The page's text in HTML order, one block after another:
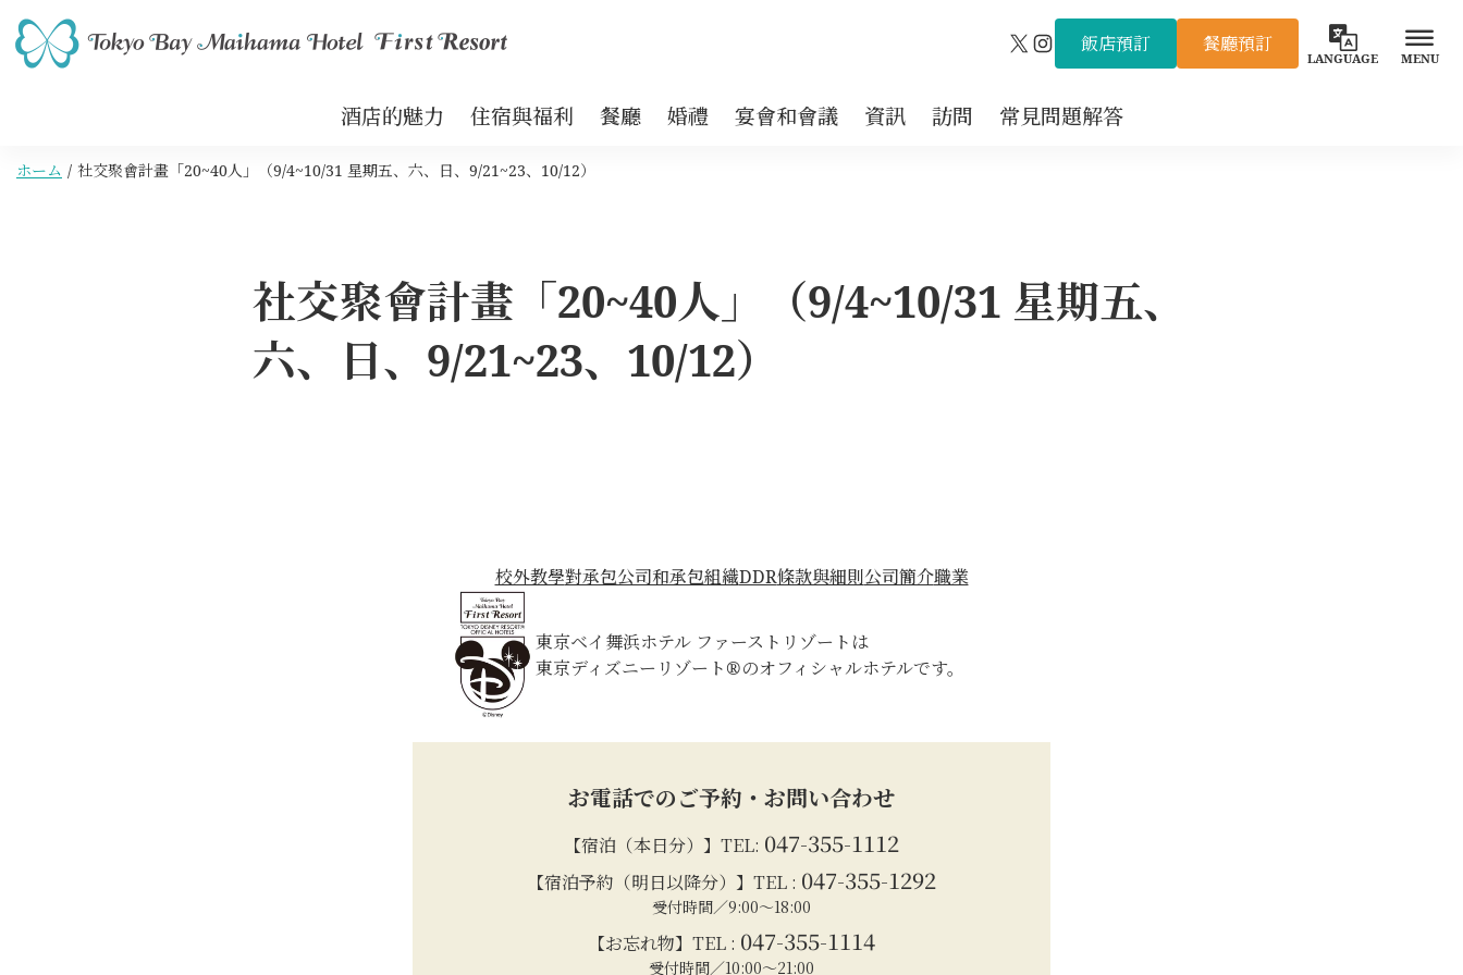
X Instagram飯店預訂 餐廳預訂
LANGUAGE MENU
酒店的魅力 住宿與福利 餐廳 婚禮 宴會和會議 資訊 訪問 常見問題解答
ホーム 社交聚會計畫「20~40人」（9/4~10/31 星期五、六、日、9/21~23、10/12）
社交聚會計畫「20~40人」（9/4~10/31 星期五、
六、日、9/21~23、10/12）
校外教學對承包公司和承包組織DDR條款與細則公司簡介職業
東京ベイ舞浜ホテル ファーストリゾートは
東京ディズニーリゾート®のオフィシャルホテルです。
お電話でのご予約・お問い合わせ
【宿泊（本日分）】TEL: 047-355-1112
【宿泊予約（明日以降分）】TEL : 047-355-1292
受付時間／9:00～18:00
【お忘れ物】TEL : 047-355-1114
受付時間／10:00～21:00